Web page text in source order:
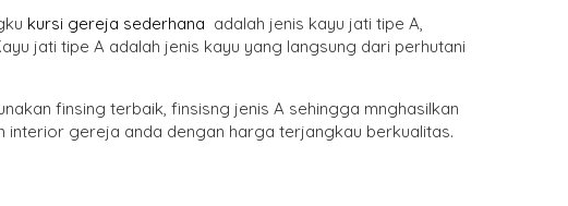
kursi gereja sederhana adalah jenis kayu jati tipe A,
jati tipe A adalah jenis kayu yang langsung dari perhutani
finsing terbaik, finsisng jenis A sehingga mnghasilkan
gereja anda dengan harga terjangkau berkualitas.